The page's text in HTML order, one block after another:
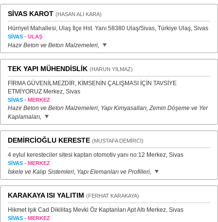
SİVAS KAROT (HASAN ALİ KARA)
Hürriyet Mahallesi, Ulaş İlçe Hst. Yanı 58380 Ulaş/Sivas, Türkiye Ulaş, Sivas
SİVAS - ULAŞ
Hazır Beton ve Beton Malzemeleri,
TEK YAPI MÜHENDİSLİK (HARUN YILMAZ)
FİRMA GÜVENİLMEZDİR, KİMSENİN ÇALIŞMASI İÇİN TAVSİYE
ETMİYORUZ Merkez, Sivas
SİVAS - MERKEZ
Hazır Beton ve Beton Malzemeleri, Yapı Kimyasalları, Zemin Döşeme ve Yer
Kaplamaları,
DEMİRCİOĞLU KERESTE (MUSTAFA DEMİRCİ)
4 eylul keresteciler sitesi kaptan otomotiv yanı no:12 Merkez, Sivas
SİVAS - MERKEZ
İskele ve Kalıp Sistemleri, Yapı Elemanları ve Profilleri,
KARAKAYA ISI YALITIM (FERHAT KARAKAYA)
Hikmet Işık Cad Dikilitaş Mevki Öz Kaptanları Apt Altı Merkez, Sivas
SİVAS - MERKEZ